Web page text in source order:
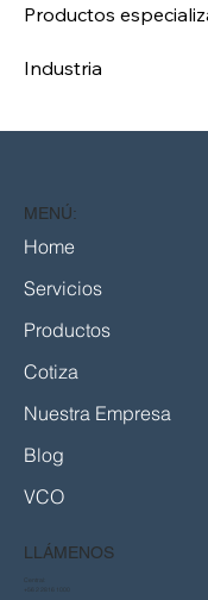
Productos
Industria
+56 2 2816 1000
LLÁMENOS
Home
Servicios
Productos
Cotiza
Nuestra Empresa
Blog
VCO
MENÚ: